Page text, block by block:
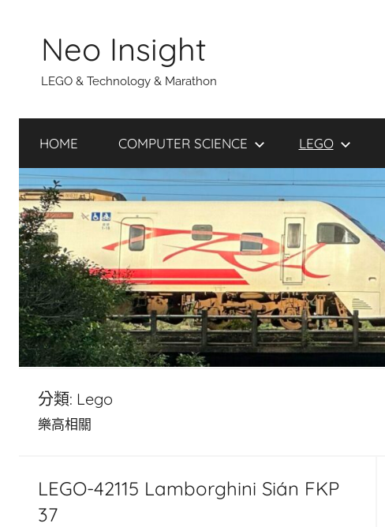
content
Neo Insight
LEGO & Technology & Marathon
HOME COMPUTER SCIENCE LEGO
分類: Lego
樂高相關
LEGO-42115 Lamborghini Sián FKP
37